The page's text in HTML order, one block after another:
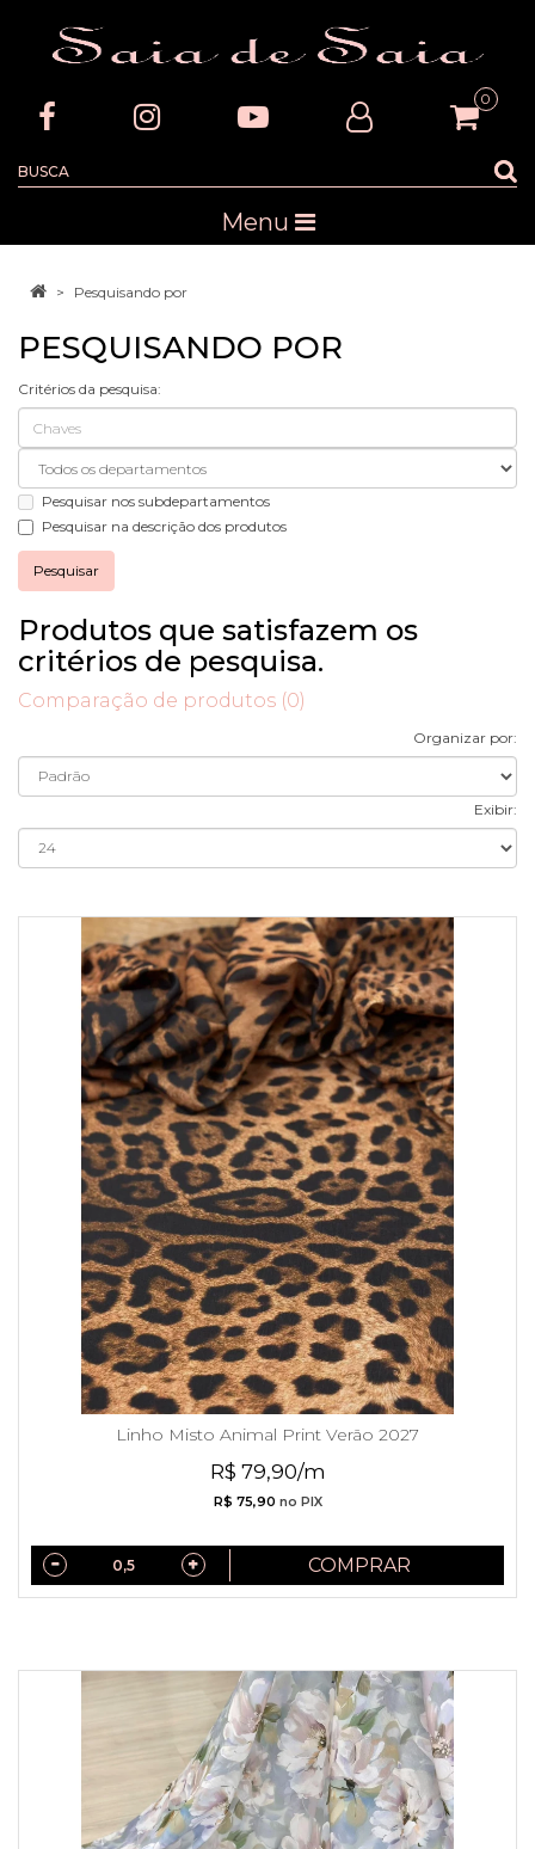
0
Menu
Pesquisando por
PESQUISANDO POR
Critérios da pesquisa:
Pesquisar nos subdepartamentos
Pesquisar na descrição dos produtos
Produtos que satisfazem os
critérios de pesquisa.
Comparação de produtos (0)
Organizar por:
Exibir:
Linho Misto Animal Print Verão 2027
R$ 79,90/m
R$ 75,90 no PIX
COMPRAR